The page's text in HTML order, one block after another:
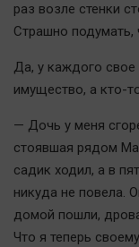
Блогеркуль
Вирус чтения
Вкусное
Гороскоп
Дети
ЖКХ
Качество жизни
раз возле стенки
Страшно подумать,
Да, у каждого свое
имущество, а кто-
— Дочь у меня
стоявшая рядом
садик ходил, а в
никуда не повела.
домой пошли,
Что я теперь